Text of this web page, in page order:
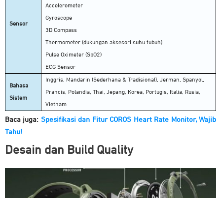
Sensor
Accelerometer
Gyroscope
3D Compass
Thermometer (dukungan aksesori suhu tubuh)
Pulse Oximeter (SpO2)
ECG Sensor
Bahasa
Sistem
Inggris, Mandarin (Sederhana & Tradisional), Jerman, Spanyol,
Prancis, Polandia, Thai, Jepang, Korea, Portugis, Italia, Rusia,
Vietnam
Baca juga: Spesifikasi dan Fitur COROS Heart Rate Monitor, Wajib
Tahu!
Desain dan Build Quality